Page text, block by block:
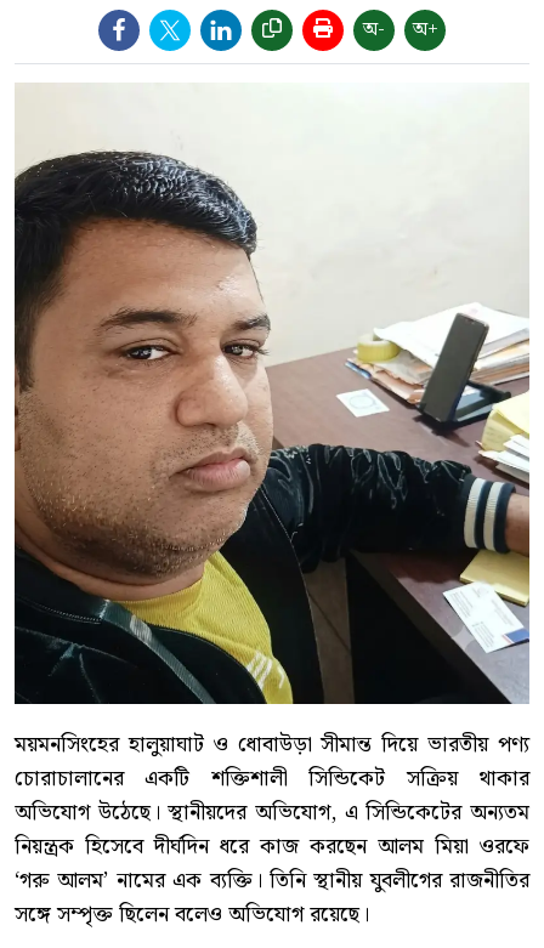
অ- অ+
ময়মনসিংহের হালুয়াঘাট ও ধোবাউড়া সীমান্ত দিয়ে ভারতীয় পণ্য
চোরাচালানের একটি শক্তিশালী সিন্ডিকেট সক্রিয় থাকার
অভিযোগ উঠেছে। স্থানীয়দের অভিযোগ, এ সিন্ডিকেটের অন্যতম
নিয়ন্ত্রক হিসেবে দীর্ঘদিন ধরে কাজ করছেন আলম মিয়া ওরফে
‘গরু আলম’ নামের এক ব্যক্তি। তিনি স্থানীয় যুবলীগের রাজনীতির
সঙ্গে সম্পৃক্ত ছিলেন বলেও অভিযোগ রয়েছে।